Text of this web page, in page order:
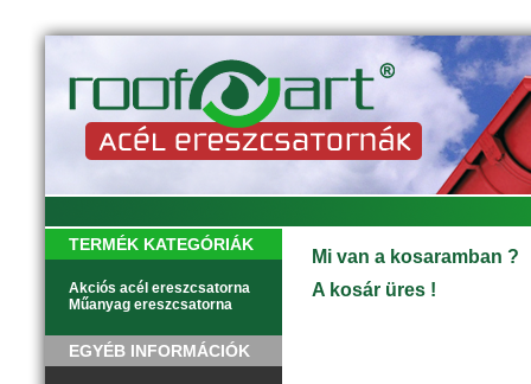
TERMÉK KATEGÓRIÁK
Akciós acél ereszcsatorna
Műanyag ereszcsatorna
EGYÉB INFORMÁCIÓK
Mi van a kosaramban ?
A kosár üres !